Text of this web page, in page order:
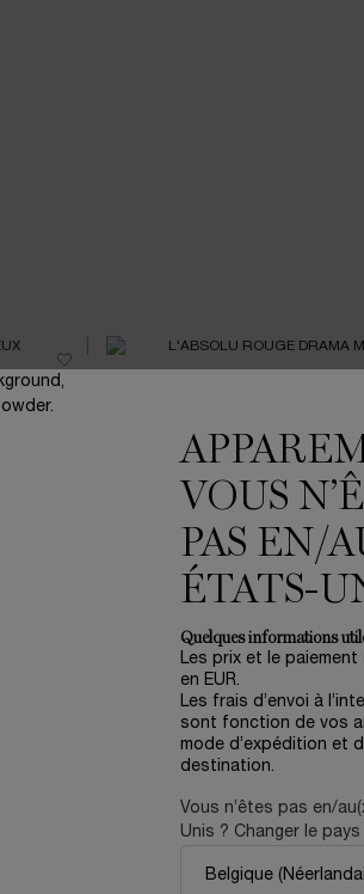
L'ABSOLU ROUGE DRAMA
TENUE ET CONFORT LONGUE
for L'ABSOLU
Selected
Couleur 82 - Rouge-Pigalle
Selected
Couleur 158 - RED IS
Selected
Couleur 196
Selected
Couleur 200 -
VOUS
PAS EN/
ÉTATS-
Quelques informations
Les prix et le
en EUR.
Les frais d’envoi à
sont fonction de vos
mode d’expédition et
destination.
Vous n’êtes pas en/
Unis ? Changer le